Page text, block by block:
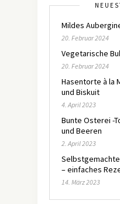
Mildes
20. Februar 2024
Vegetarische
20. Februar 2024
Hasentorte à la
und Biskuit
4. April 2023
Bunte Osterei -
und Beeren
2. April 2023
– einfaches
14. März 2023